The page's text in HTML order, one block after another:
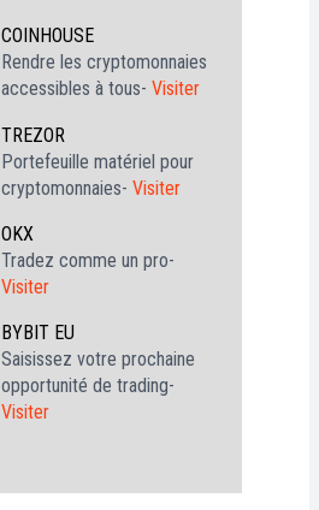
COINHOUSE
Rendre les cryptomonnaies
accessibles à tous- Visiter
TREZOR
Portefeuille matériel pour
cryptomonnaies- Visiter
OKX
Tradez comme un pro-
Visiter
BYBIT EU
Saisissez votre prochaine
opportunité de trading-
Visiter